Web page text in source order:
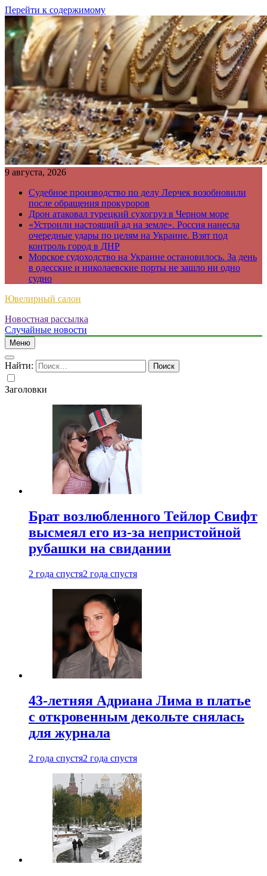
Перейти к содержимому
9 августа, 2026
Судебное производство по делу Лерчек возобновили
после обращения прокуроров
Дрон атаковал турецкий сухогруз в Черном море
«Устроили настоящий ад на земле». Россия нанесла
очередные удары по целям на Украине. Взят под
контроль город в ДНР
Морское судоходство на Украине остановилось. За день
в одесские и николаевские порты не зашло ни одно
судно
Ювелирный салон
Новостная рассылка
Случайные новости
Меню
Найти:
Заголовки
Брат возлюбленного Тейлор Свифт
высмеял его из-за непристойной
рубашки на свидании
2 года спустя2 года спустя
43-летняя Адриана Лима в платье
с откровенным декольте снялась
для журнала
2 года спустя2 года спустя